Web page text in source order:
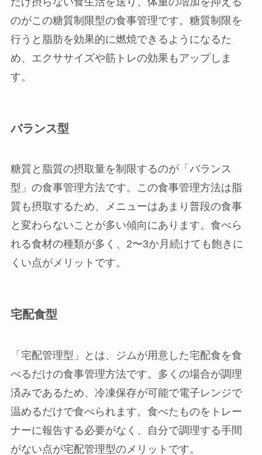
のがこの糖質制限型の食事管理です。糖質制限を
行うと脂肪を効果的に燃焼できるようになるた
め、エクササイズや筋トレの効果もアップしま
す。
バランス型
糖質と脂質の摂取量を制限するのが「バランス
型」の食事管理方法です。この食事管理方法は脂
質も摂取するため、メニューはあまり普段の食事
と変わらないことが多い傾向にあります。食べら
れる食材の種類が多く、2〜3か月続けても飽きに
くい点がメリットです。
宅配食型
「宅配管理型」とは、ジムが用意した宅配食を食
べるだけの食事管理方法です。多くの場合が調理
済みであるため、冷凍保存が可能で電子レンジで
温めるだけで食べられます。食べたものをトレー
ナーに報告する必要がなく、自分で調理する手間
がない点が宅配管理型のメリットです。